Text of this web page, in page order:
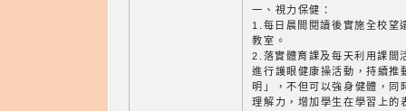
一、視力保健：
1.每日晨間閱讀後實施全校望
教室。
2.落實體育課及每天利用課間
進行護眼健康操活動，持續
明」，不但可以強身健體，同
理解力，增加學生在學習上的